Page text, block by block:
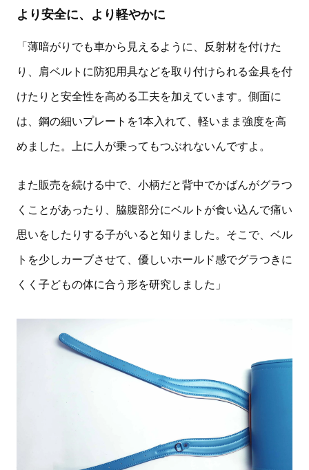
より安全に、より軽やかに
「薄暗がりでも車から見えるように、反射材を付けた
り、肩ベルトに防犯用具などを取り付けられる金具を付
けたりと安全性を高める工夫を加えています。側面に
は、鋼の細いプレートを1本入れて、軽いまま強度を高
めました。上に人が乗ってもつぶれないんですよ。
また販売を続ける中で、小柄だと背中でかばんがグラつ
くことがあったり、脇腹部分にベルトが食い込んで痛い
思いをしたりする子がいると知りました。そこで、ベル
トを少しカーブさせて、優しいホールド感でグラつきに
くく子どもの体に合う形を研究しました」